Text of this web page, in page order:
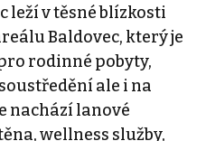
leží v těsné blízkosti
Baldovec, který je
rodinné pobyty,
ale i na
nachází lanové
wellness služby,